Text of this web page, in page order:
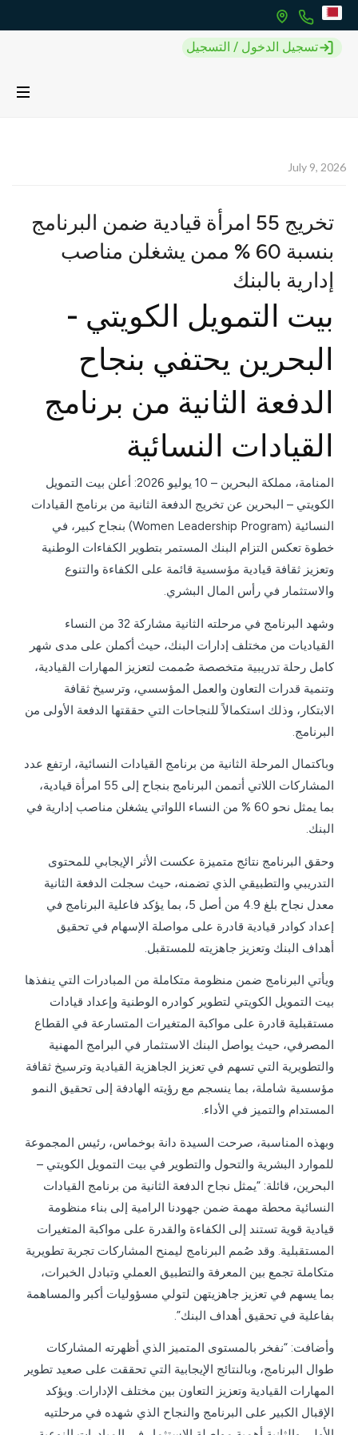
تسجيل الدخول / التسجيل
July 9, 2026
تخريج 55 امرأة قيادية ضمن البرنامج
بنسبة 60 % ممن يشغلن مناصب
إدارية بالبنك
بيت التمويل الكويتي -
البحرين يحتفي بنجاح
الدفعة الثانية من برنامج
القيادات النسائية
المنامة، مملكة البحرين – 10 يوليو 2026: أعلن بيت التمويل
الكويتي – البحرين عن تخريج الدفعة الثانية من برنامج القيادات
النسائية (Women Leadership Program) بنجاح كبير، في
خطوة تعكس التزام البنك المستمر بتطوير الكفاءات الوطنية
وتعزيز ثقافة قيادية مؤسسية قائمة على الكفاءة والتنوع
والاستثمار في رأس المال البشري.
وشهد البرنامج في مرحلته الثانية مشاركة 32 من النساء
القياديات من مختلف إدارات البنك، حيث أكملن على مدى شهر
كامل رحلة تدريبية متخصصة صُممت لتعزيز المهارات القيادية،
وتنمية قدرات التعاون والعمل المؤسسي، وترسيخ ثقافة
الابتكار، وذلك استكمالاً للنجاحات التي حققتها الدفعة الأولى من
البرنامج.
وباكتمال المرحلة الثانية من برنامج القيادات النسائية، ارتفع عدد
المشاركات اللاتي أتممن البرنامج بنجاح إلى 55 امرأة قيادية،
بما يمثل نحو 60 % من النساء اللواتي يشغلن مناصب إدارية في
البنك.
وحقق البرنامج نتائج متميزة عكست الأثر الإيجابي للمحتوى
التدريبي والتطبيقي الذي تضمنه، حيث سجلت الدفعة الثانية
معدل نجاح بلغ 4.9 من أصل 5، بما يؤكد فاعلية البرنامج في
إعداد كوادر قيادية قادرة على مواصلة الإسهام في تحقيق
أهداف البنك وتعزيز جاهزيته للمستقبل.
ويأتي البرنامج ضمن منظومة متكاملة من المبادرات التي ينفذها
بيت التمويل الكويتي لتطوير كوادره الوطنية وإعداد قيادات
مستقبلية قادرة على مواكبة المتغيرات المتسارعة في القطاع
المصرفي، حيث يواصل البنك الاستثمار في البرامج المهنية
والتطويرية التي تسهم في تعزيز الجاهزية القيادية وترسيخ ثقافة
مؤسسية شاملة، بما ينسجم مع رؤيته الهادفة إلى تحقيق النمو
المستدام والتميز في الأداء.
وبهذه المناسبة، صرحت السيدة دانة بوخماس، رئيس المجموعة
للموارد البشرية والتحول والتطوير في بيت التمويل الكويتي –
البحرين، قائلة: “يمثل نجاح الدفعة الثانية من برنامج القيادات
النسائية محطة مهمة ضمن جهودنا الرامية إلى بناء منظومة
قيادية قوية تستند إلى الكفاءة والقدرة على مواكبة المتغيرات
المستقبلية. وقد صُمم البرنامج ليمنح المشاركات تجربة تطويرية
متكاملة تجمع بين المعرفة والتطبيق العملي وتبادل الخبرات،
بما يسهم في تعزيز جاهزيتهن لتولي مسؤوليات أكبر والمساهمة
بفاعلية في تحقيق أهداف البنك”.
وأضافت: “نفخر بالمستوى المتميز الذي أظهرته المشاركات
طوال البرنامج، وبالنتائج الإيجابية التي تحققت على صعيد تطوير
المهارات القيادية وتعزيز التعاون بين مختلف الإدارات. ويؤكد
الإقبال الكبير على البرنامج والنجاح الذي شهده في مرحلتيه